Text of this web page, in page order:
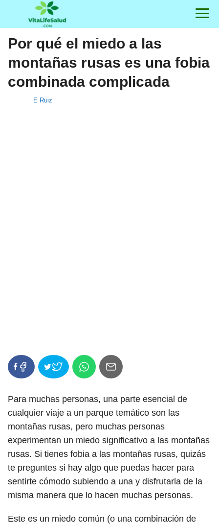
Por qué el miedo a las
montañas rusas es una fobia
combinada complicada
E Ruiz
Para muchas personas, una parte esencial de
cualquier viaje a un parque temático son las
montañas rusas, pero muchas personas
experimentan un miedo significativo a las montañas
rusas. Si tienes fobia a las montañas rusas, quizás
te preguntes si hay algo que puedas hacer para
sentirte cómodo subiendo a una y disfrutarla de la
misma manera que lo hacen muchas personas.
Este es un miedo común (o una combinación de